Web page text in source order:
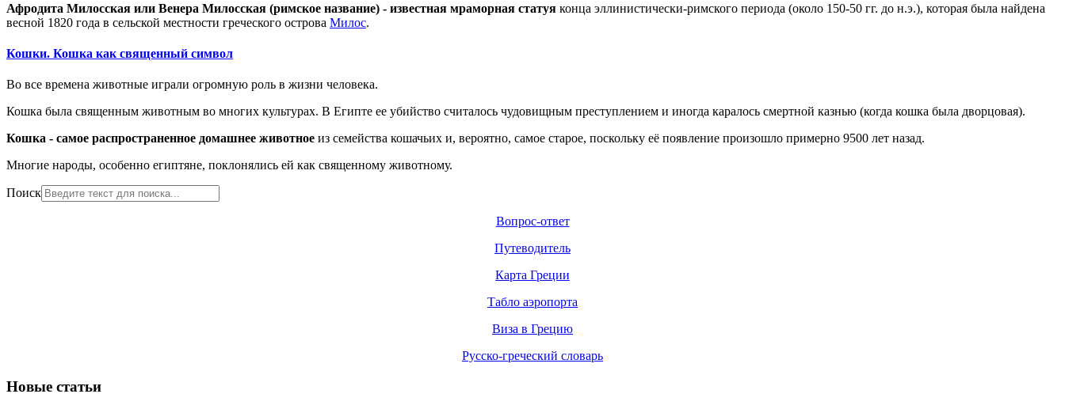
Афродита Милосская или Венера Милосская (римское название) - известная мраморная статуя конца эллинистически-римского периода (около 150-50 гг. до н.э.), которая была найдена
весной 1820 года в сельской местности греческого острова Милос.
Кошки. Кошка как священный символ
Во все времена животные играли огромную роль в жизни человека.
Кошка была священным животным во многих культурах. В Египте ее убийство считалось чудовищным преступлением и иногда каралось смертной казнью (когда кошка была дворцовая).
Кошка - самое распространенное домашнее животное из семейства кошачьих и, вероятно, самое старое, поскольку её появление произошло примерно 9500 лет назад.
Многие народы, особенно египтяне, поклонялись ей как священному животному.
Поиск
Вопрос-ответ
Путеводитель
Карта Греции
Табло аэропорта
Виза в Грецию
Русско-греческий словарь
Новые статьи